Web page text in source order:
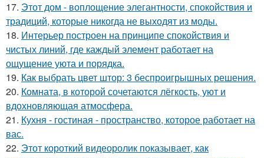
17. Этот дом - воплощение элегантности, спокойствия и
традиций, которые никогда не выходят из моды.
18. Интерьер построен на принципе спокойствия и
чистых линий, где каждый элемент работает на
ощущение уюта и порядка.
19. Как выбрать цвет штор: 3 беспроигрышных решения.
20. Комната, в которой сочетаются лёгкость, уют и
вдохновляющая атмосфера.
21. Кухня - гостиная - пространство, которое работает на
вас.
22. Этот короткий видеоролик показывает, как